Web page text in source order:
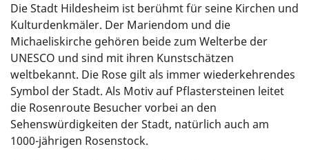
Die Stadt Hildesheim ist berühmt für seine Kirchen und
Kulturdenkmäler. Der Mariendom und die
Michaeliskirche gehören beide zum Welterbe der
UNESCO und sind mit ihren Kunstschätzen
weltbekannt. Die Rose gilt als immer wiederkehrendes
Symbol der Stadt. Als Motiv auf Pflastersteinen leitet
die Rosenroute Besucher vorbei an den
Sehenswürdigkeiten der Stadt, natürlich auch am
1000-jährigen Rosenstock.